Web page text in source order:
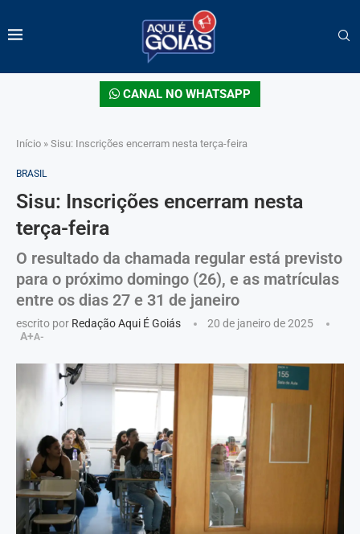
CANAL NO WHATSAPP
Início » Sisu: Inscrições encerram nesta terça-feira
BRASIL
Sisu: Inscrições encerram nesta
terça-feira
O resultado da chamada regular está previsto
para o próximo domingo (26), e as matrículas
entre os dias 27 e 31 de janeiro
escrito por Redação Aqui É Goiás
20 de janeiro de 2025
A+A-